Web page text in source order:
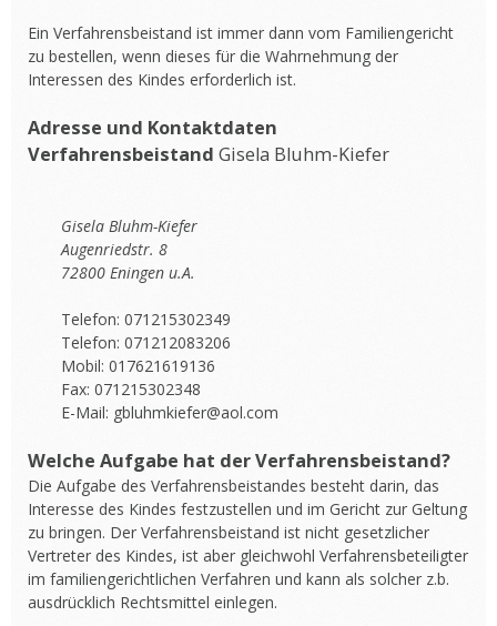
Ein Verfahrensbeistand ist immer dann vom Familiengericht
zu bestellen, wenn dieses für die Wahrnehmung der
Interessen des Kindes erforderlich ist.
Adresse und Kontaktdaten
Verfahrensbeistand Gisela Bluhm-Kiefer
Gisela Bluhm-Kiefer
Augenriedstr. 8
72800 Eningen u.A.
Telefon: 071215302349
Telefon: 071212083206
Mobil: 017621619136
Fax: 071215302348
E-Mail: gbluhmkiefer@aol.com
Welche Aufgabe hat der Verfahrensbeistand?
Die Aufgabe des Verfahrensbeistandes besteht darin, das
Interesse des Kindes festzustellen und im Gericht zur Geltung
zu bringen. Der Verfahrensbeistand ist nicht gesetzlicher
Vertreter des Kindes, ist aber gleichwohl Verfahrensbeteiligter
im familiengerichtlichen Verfahren und kann als solcher z.b.
ausdrücklich Rechtsmittel einlegen.